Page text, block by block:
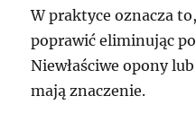
W praktyce oznacza
poprawić eliminując
Niewłaściwe opony
mają znaczenie.